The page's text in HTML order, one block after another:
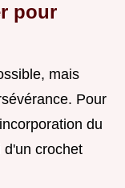
pour
mais
Pour
du
d'un crochet